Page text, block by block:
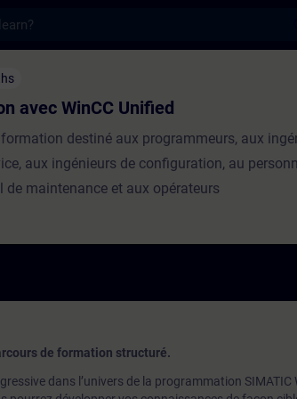
Unified - Training - Training
avec WinCC Unified
destiné aux programmeurs, aux
aux ingénieurs de configuration, au
de maintenance et aux opérateurs
de formation structuré.
dans l’univers de la programmation SIMATIC